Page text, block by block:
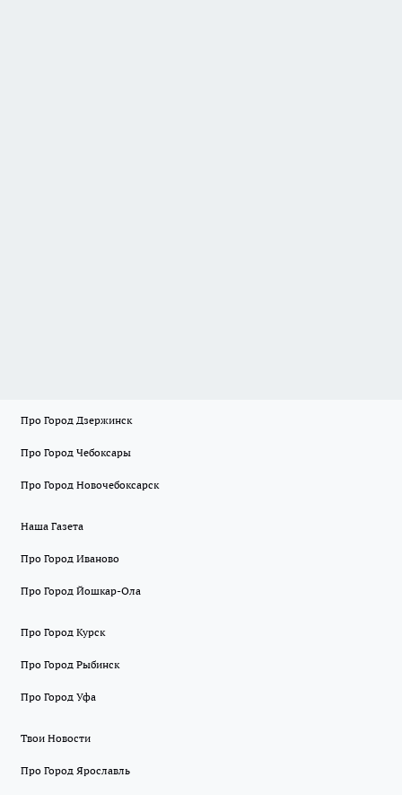
Про Город Дзержинск
Про Город Чебоксары
Про Город Новочебоксарск
Наша Газета
Про Город Иваново
Про Город Йошкар-Ола
Про Город Курск
Про Город Рыбинск
Про Город Уфа
Твои Новости
Про Город Ярославль